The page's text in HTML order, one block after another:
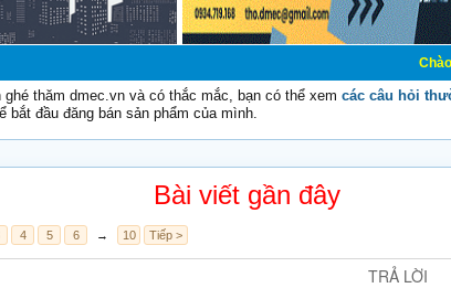
Chào mừng các
ghé thăm dmec.vn và có thắc mắc, bạn có thể xem các câu hỏi
bắt đầu đăng bán sản phẩm của mình.
Bài viết gần đây
4 5 6 → 10 Tiếp >
TRẢ LỜI